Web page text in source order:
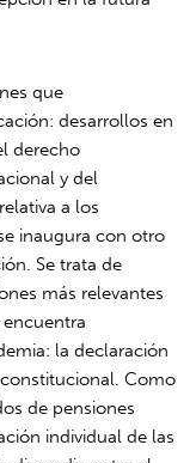
que
desarrollos en
derecho
y del
a los
inaugura con otro
Se trata de
más relevantes
la declaración
Como
de pensiones
individual de las